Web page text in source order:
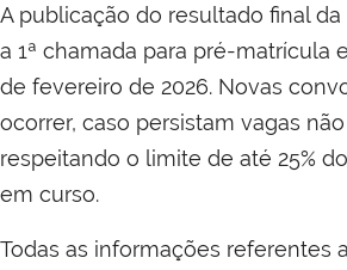
A publicação do resultado final da
a 1ª chamada para pré-matrícula
de fevereiro de 2026. Novas
ocorrer, caso persistam vagas
respeitando o limite de até 25%
em curso.
Todas as informações referentes